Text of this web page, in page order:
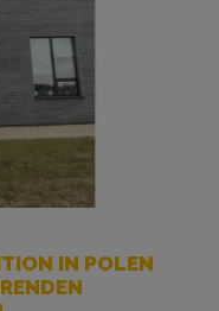
IN POLEN